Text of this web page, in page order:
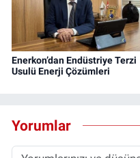
Enerkon’dan Endüstriye Terzi
Usulü Enerji Çözümleri
Yorumlar